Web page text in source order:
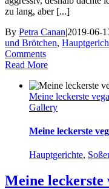
zu lang, aber [...]
By Petra Canan|2019-06-
und Brötchen,
Comments
Read More
Meine leckerste
Gallery
Meine leckerste
Hauptgerichte,
Meine leckerste